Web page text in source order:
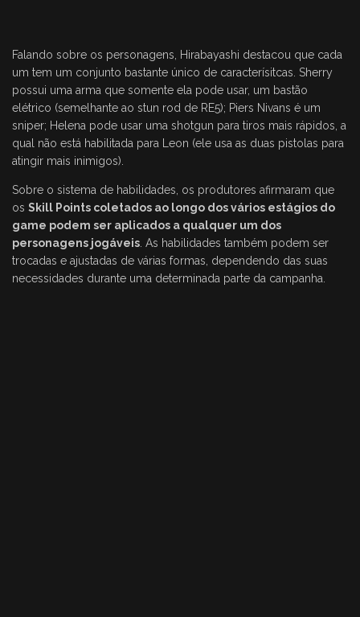
Falando sobre os personagens, Hirabayashi destacou que cada
um tem um conjunto bastante único de caracterísitcas. Sherry
possui uma arma que somente ela pode usar, um bastão
elétrico (semelhante ao stun rod de RE5); Piers Nivans é um
sniper; Helena pode usar uma shotgun para tiros mais rápidos, a
qual não está habilitada para Leon (ele usa as duas pistolas para
atingir mais inimigos).
Sobre o sistema de habilidades, os produtores afirmaram que
os Skill Points coletados ao longo dos vários estágios do
game podem ser aplicados a qualquer um dos
personagens jogáveis. As habilidades também podem ser
trocadas e ajustadas de várias formas, dependendo das suas
necessidades durante uma determinada parte da campanha.